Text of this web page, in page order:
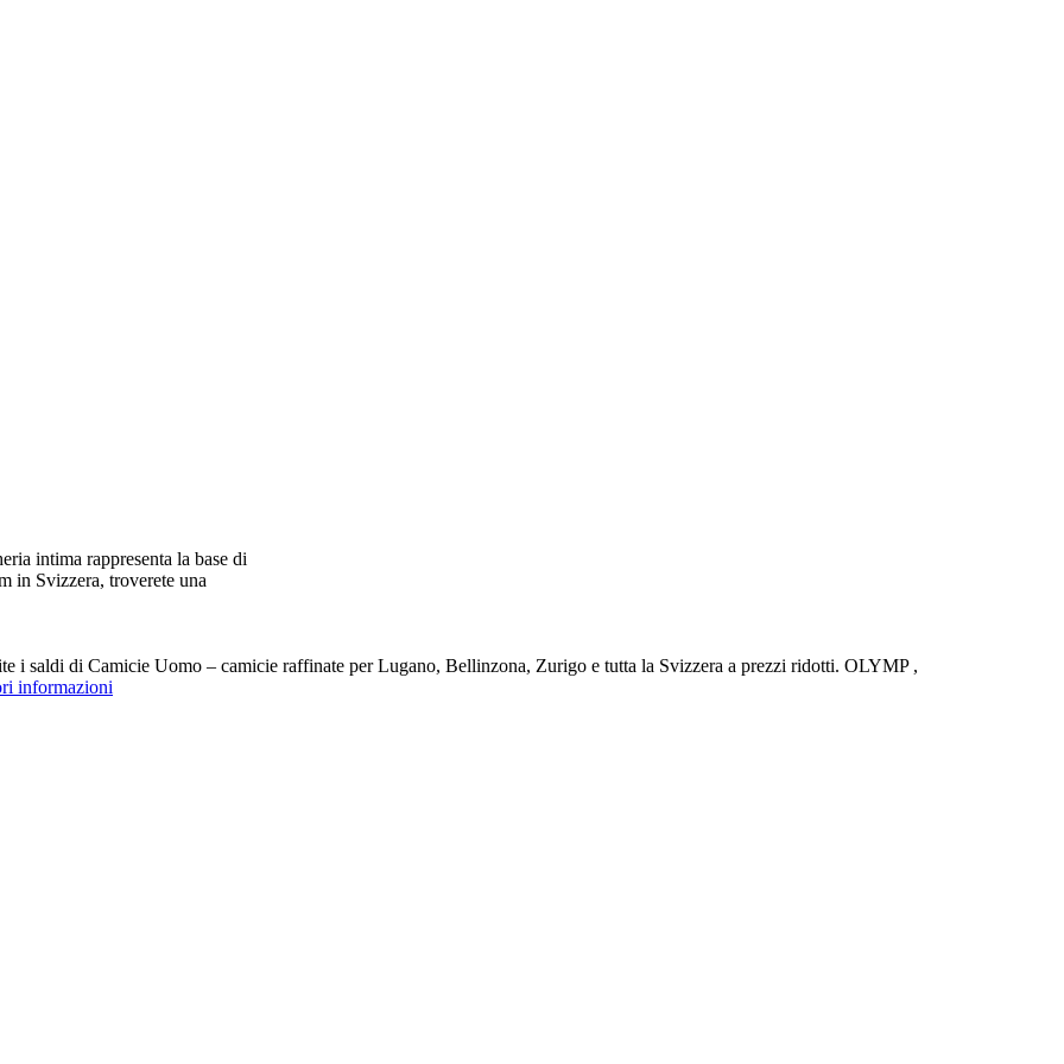
intima rappresenta la base di
in Svizzera, troverete una
i saldi di Camicie Uomo – camicie raffinate per Lugano, Bellinzona, Zurigo e tutta la Svizzera a prezzi ridotti. OLYMP ,
informazioni